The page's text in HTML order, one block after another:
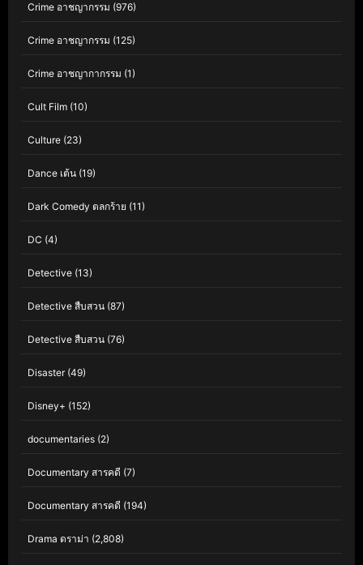
Crime อาชญากรรม (976)
Crime อาชญากรรม (125)
Crime อาชญากากรรม (1)
Cult Film (10)
Culture (23)
Dance เต้น (19)
Dark Comedy ตลกร้าย (11)
DC (4)
Detective (13)
Detective สืบสวน (87)
Detective สืบสวน (76)
Disaster(49)
Disney+ (152)
documentaries (2)
Documentary สารคดี (7)
Documentary สารคดี (194)
Drama ดราม่า (2,808)